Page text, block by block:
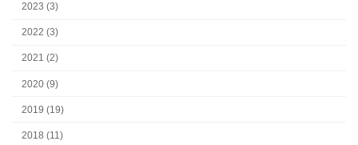
2023 (3)
2022 (3)
2021 (2)
2020 (9)
2019 (19)
2018 (11)